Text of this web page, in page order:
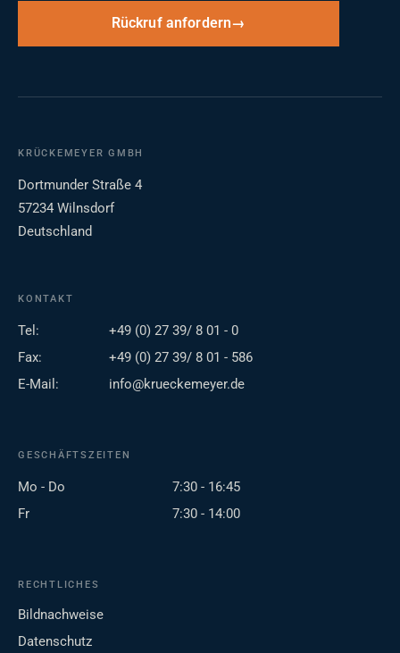
Rückruf anfordern
KRÜCKEMEYER GMBH
Dortmunder Straße 4
57234 Wilnsdorf
Deutschland
KONTAKT
Tel:
+49 (0) 27 39/ 8 01 - 0
Fax:
+49 (0) 27 39/ 8 01 - 586
E-Mail:
info@krueckemeyer.de
GESCHÄFTSZEITEN
Mo - Do
7:30 - 16:45
Fr
7:30 - 14:00
RECHTLICHES
Bildnachweise
Datenschutz